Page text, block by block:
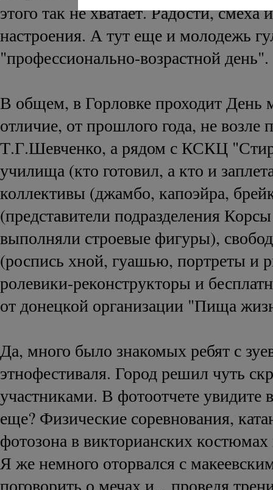
этого так не хватает. Радости, смеха
настроения. А тут еще и молодежь
"профессионально-возрастной день".
В общем, в Горловке проходит День
отличие, от прошлого года, не возле
Т.Г.Шевченко, а рядом с КСКЦ
училища (кто готовил, а кто и
коллективы (джамбо, капоэйра,
(представители подразделения
выполняли строевые фигуры),
(роспись хной, гуашью, портреты и
ролевики-реконструкторы и
от донецкой организации "Пища
Да, много было знакомых ребят с
этнофестиваля. Город решил чуть
участниками. В фотоотчете увидите
еще? Физические соревнования,
фотозона в викторианских
Я же немного оторвался с
поговорить о мечах и... проведя